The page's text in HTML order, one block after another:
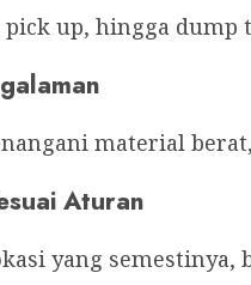
up, hingga dump
material
Aturan
yang semestinya,